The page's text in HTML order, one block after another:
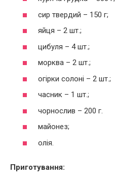
сир твердий – 150 г;
яйця – 2 шт.;
цибуля – 4 шт.;
морква – 2 шт.;
огірки солоні – 2 шт.;
часник – 1 шт.;
чорнослив – 200 г.
майонез;
олія.
Приготування: